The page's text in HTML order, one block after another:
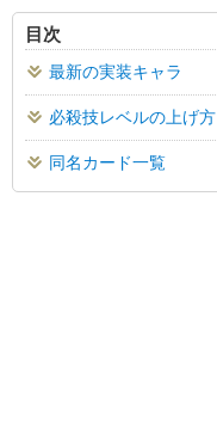
目次
最新の実装キャラ
必殺技レベルの上げ方
同名カード一覧